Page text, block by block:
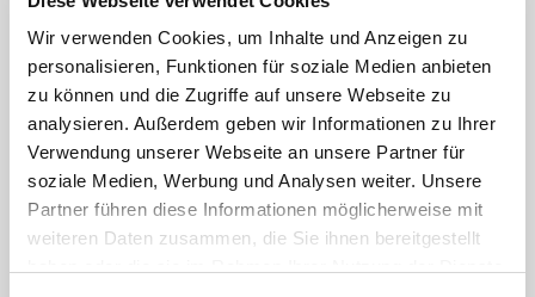
Wir verwenden Cookies, um Inhalte und Anzeigen zu
personalisieren, Funktionen für soziale Medien anbieten
zu können und die Zugriffe auf unsere Webseite zu
analysieren. Außerdem geben wir Informationen zu Ihrer
Verwendung unserer Webseite an unsere Partner für
soziale Medien, Werbung und Analysen weiter. Unsere
Partner führen diese Informationen möglicherweise mit
weiteren Daten zusammen, die Sie ihnen bereitgestellt
RoHS Bestätigung HTC
DOWNLOAD
Kleben von PVC-U Rohren und -Fittings
DOWNLOAD
die Gewindekennung - oder warum 1" eben keine 25,4mm sind